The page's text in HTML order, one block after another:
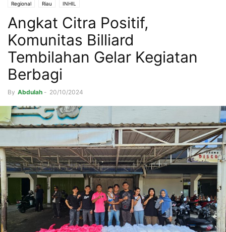
Regional Riau INHIL
Angkat Citra Positif,
Komunitas Billiard
Tembilahan Gelar Kegiatan
Berbagi
By Abdulah - 20/10/2024